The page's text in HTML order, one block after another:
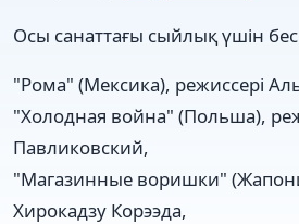
Осы санаттағы сыйлық үшін
"Рома" (Мексика), режиссері
"Холодная война" (Польша),
Павликовский,
"Магазинные воришки"
Хирокадзу Корээда,